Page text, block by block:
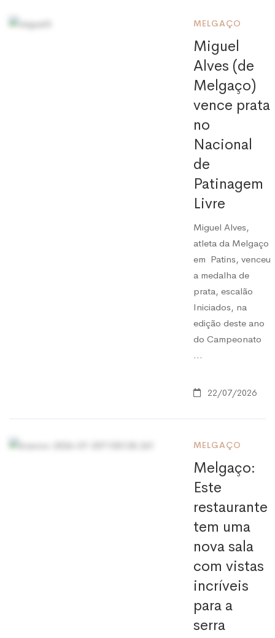
MELGAÇO
Miguel
Alves (de
Melgaço)
vence prata
no
Nacional
de
Patinagem
Livre
Miguel Alves,
atleta da Melgaço
em Patins, venceu
a medalha de
prata, escalão
Iniciados, na
edição deste ano
do Campeonato
…
22/07/2026
MELGAÇO
Melgaço:
Este
restaurante
tem uma
nova sala
com vistas
incríveis
para a
serra